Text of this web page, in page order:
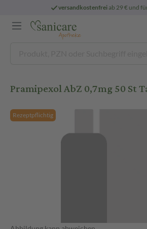
versandkostenfreiab 29 € und
Pramipexol AbZ 0,7mg 50 St
Rezeptpflichtig